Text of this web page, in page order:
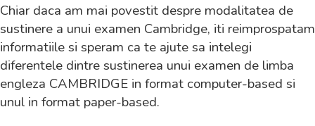
Chiar daca am mai povestit despre modalitatea de
sustinere a unui examen Cambridge, iti reimprospatam
informatiile si speram ca te ajute sa intelegi
diferentele dintre sustinerea unui examen de limba
engleza CAMBRIDGE in format computer-based si
unul in format paper-based.